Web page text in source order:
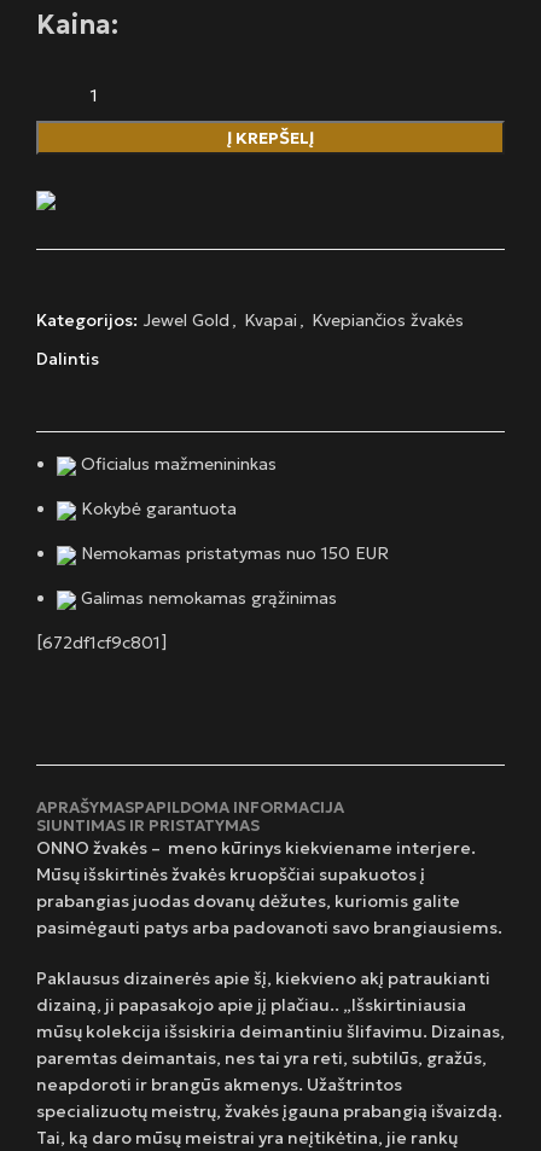
Kaina:
Į KREPŠELĮ
Kategorijos: Jewel Gold , Kvapai , Kvepiančios žvakės
Dalintis
Oficialus mažmenininkas
Kokybė garantuota
Nemokamas pristatymas nuo 150 EUR
Galimas nemokamas grąžinimas
[672df1cf9c801]
APRAŠYMASPAPILDOMA INFORMACIJA
SIUNTIMAS IR PRISTATYMAS
ONNO žvakės – meno kūrinys kiekviename interjere.
Mūsų išskirtinės žvakės kruopščiai supakuotos į
prabangias juodas dovanų dėžutes, kuriomis galite
pasimėgauti patys arba padovanoti savo brangiausiems.
Paklausus dizainerės apie šį, kiekvieno akį patraukianti
dizainą, ji papasakojo apie jį plačiau.. „Išskirtiniausia
mūsų kolekcija išsiskiria deimantiniu šlifavimu. Dizainas,
paremtas deimantais, nes tai yra reti, subtilūs, gražūs,
neapdoroti ir brangūs akmenys. Užaštrintos
specializuotų meistrų, žvakės įgauna prabangią išvaizdą.
Tai, ką daro mūsų meistrai yra neįtikėtina, jie rankų